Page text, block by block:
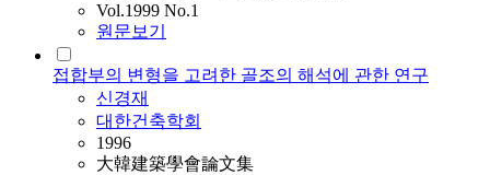
Vol.1999 No.1
원문보기
접합부의 변형을 고려한 골조의 해석에 관한 연구
신경재
대한건축학회
1996
大韓建築學會論文集